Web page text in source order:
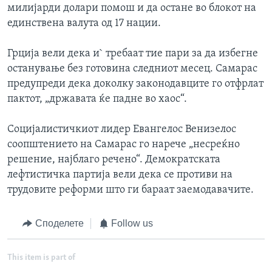
милијарди долари помош и да остане во блокот на
единствена валута од 17 нации.
Грција вели дека и` требаат тие пари за да избегне
останување без готовина следниот месец. Самарас
предупреди дека доколку законодавците го отфрлат
пактот, „државата ќе падне во хаос“.
Социјалистичкиот лидер Евангелос Венизелос
соопштението на Самарас го нарече „несреќно
решение, најблаго речено“. Демократската
лефтистичка партија вели дека се противи на
трудовите реформи што ги бараат заемодавачите.
Споделете Follow us
This item is part of